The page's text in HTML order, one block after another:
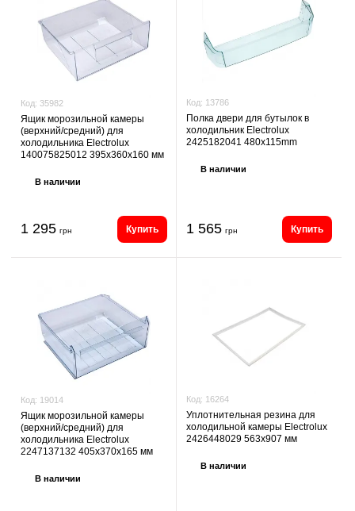
Код: 35982
Ящик морозильной камеры
(верхний/средний) для
холодильника Electrolux
140075825012 395х360х160 мм
В наличии
1 295 грн Купить
Код: 13786
Полка двери для бутылок в
холодильник Electrolux
2425182041 480x115mm
В наличии
1 565 грн Купить
Код: 19014
Ящик морозильной камеры
(верхний/средний) для
холодильника Electrolux
2247137132 405х370х165 мм
В наличии
Код: 16264
Уплотнительная резина для
холодильной камеры Electrolux
2426448029 563х907 мм
В наличии